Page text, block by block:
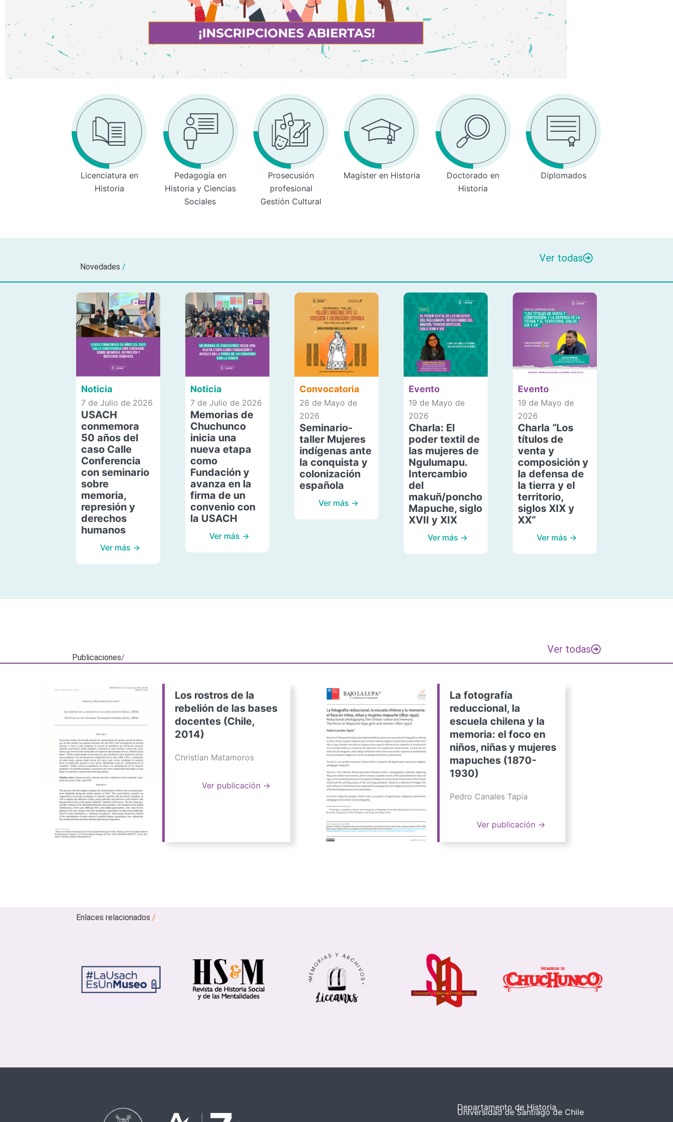
Licenciatura en
Historia
Pedagogía en
Historia y Ciencias
Sociales
Prosecusión
profesional
Gestión Cultural
Magíster en Historia
Doctorado en
Historia
Diplomados
Novedades /
Ver todas
Noticia
7 de Julio de 2026
USACH
conmemora
50 años del
caso Calle
Conferencia
con seminario
sobre
memoria,
represión y
derechos
humanos
Ver más →
Noticia
7 de Julio de 2026
Memorias de
Chuchunco
inicia una
nueva etapa
como
Fundación y
avanza en la
firma de un
convenio con
la USACH
Ver más →
Convocatoria
26 de Mayo de
2026
Seminario-
taller Mujeres
indígenas ante
la conquista y
colonización
española
Ver más →
Evento
19 de Mayo de
2026
Charla: El
poder textil de
las mujeres de
Ngulumapu.
Intercambio
del
makuñ/poncho
Mapuche, siglo
XVII y XIX
Ver más →
Evento
19 de Mayo de
2026
Charla “Los
títulos de
venta y
composición y
la defensa de
la tierra y el
territorio,
siglos XIX y
XX”
Ver más →
Publicaciones/
Ver todas
Los rostros de la
rebelión de las bases
docentes (Chile,
2014)
Christian Matamoros
Ver publicación →
La fotografía
reduccional, la
escuela chilena y la
memoria: el foco en
niños, niñas y mujeres
mapuches (1870-
1930)
Pedro Canales Tapia
Ver publicación →
Enlaces relacionados/
Departamento de Historia
Universidad de Santiago de Chile